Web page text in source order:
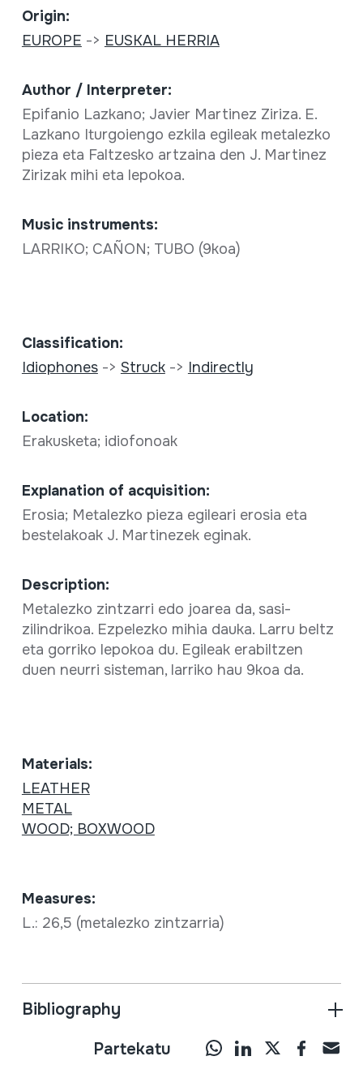
Origin:
EUROPE -> EUSKAL HERRIA
Author / Interpreter:
Epifanio Lazkano; Javier Martinez Ziriza. E.
Lazkano Iturgoiengo ezkila egileak metalezko
pieza eta Faltzesko artzaina den J. Martinez
Zirizak mihi eta lepokoa.
Music instruments:
LARRIKO; CAÑON; TUBO (9koa)
Classification:
Idiophones-> Struck-> Indirectly
Location:
Erakusketa; idiofonoak
Explanation of acquisition:
Erosia; Metalezko pieza egileari erosia eta
bestelakoak J. Martinezek eginak.
Description:
Metalezko zintzarri edo joarea da, sasi-
zilindrikoa. Ezpelezko mihia dauka. Larru beltz
eta gorriko lepokoa du. Egileak erabiltzen
duen neurri sisteman, larriko hau 9koa da.
Materials:
LEATHER
METAL
WOOD; BOXWOOD
Measures:
L.: 26,5 (metalezko zintzarria)
Bibliography
Partekatu